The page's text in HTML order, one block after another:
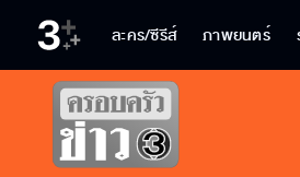
ละคร/ซีรีส์ ภาพยนตร์